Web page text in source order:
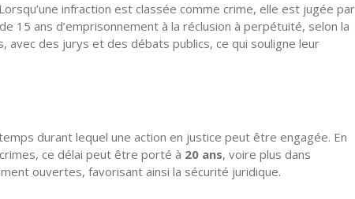
infraction est classée comme crime, elle est jugée par
15 ans d’emprisonnement à la réclusion à perpétuité, selon la
des jurys et des débats publics, ce qui souligne leur
durant lequel une action en justice peut être engagée. En
ce délai peut être porté à 20 ans, voire plus dans
ouvertes, favorisant ainsi la sécurité juridique.